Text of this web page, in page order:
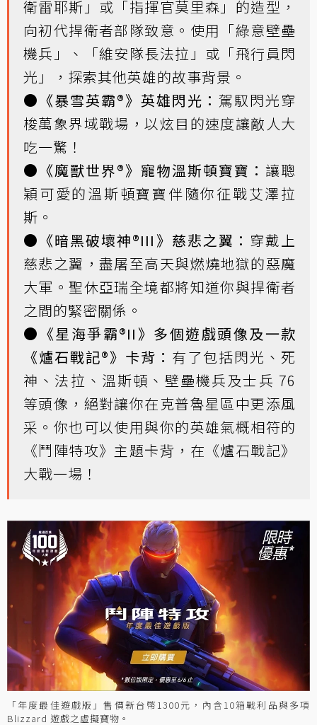
衛雷耶斯」或「指揮官莫里森」的造型，
向初代捍衛者部隊致意。使用「綠意壁壘
機兵」、「維安隊長法拉」或「飛行員閃
光」，探索其他英雄的故事背景。
● 《暴雪英霸®》英雄閃光： 駕馭閃光穿
梭萬象界域戰場，以炫目的速度讓敵人大
吃一驚！
● 《魔獸世界®》寵物溫斯頓寶寶： 讓聰
穎可愛的溫斯頓寶寶伴隨你征戰艾澤拉
斯。
● 《暗黑破壞神®III》慈悲之翼： 穿戴上
慈悲之翼，盡屠至高天與燃燒地獄的惡魔
大軍。聖休亞瑞全境都將知道你與捍衛者
之間的緊密關係。
● 《星海爭霸®II》多個遊戲頭像及一款
《爐石戰記®》卡背： 有了包括閃光、死
神、法拉、溫斯頓、壁壘機兵及士兵 76
等頭像，絕對讓你在克普魯星區中更添風
采。你也可以使用與你的英雄氣概相符的
《鬥陣特攻》主題卡背，在《爐石戰記》
大戰一場！
「年度最佳遊戲版」售價新台幣1300元，內含10箱戰利品與多項
Blizzard 遊戲之虛擬寶物。